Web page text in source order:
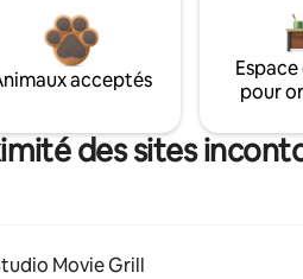
acceptés
pour
des sites
Movie Grill